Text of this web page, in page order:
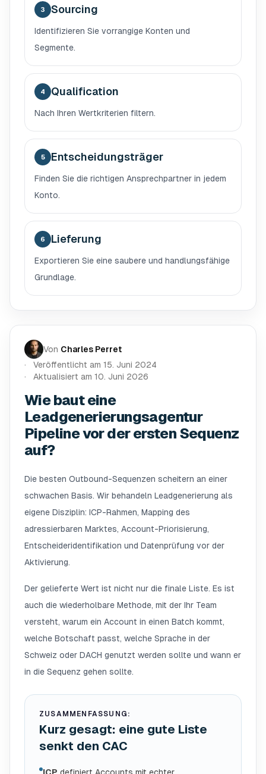
3 Sourcing
Identifizieren Sie vorrangige Konten und
Segmente.
4 Qualification
Nach Ihren Wertkriterien filtern.
5 Entscheidungsträger
Finden Sie die richtigen Ansprechpartner in jedem
Konto.
6 Lieferung
Exportieren Sie eine saubere und handlungsfähige
Grundlage.
Von Charles Perret
Veröffentlicht am 15. Juni 2024
Aktualisiert am 10. Juni 2026
Wie baut eine
Leadgenerierungsagentur
Pipeline vor der ersten Sequenz
auf?
Die besten Outbound-Sequenzen scheitern an einer
schwachen Basis. Wir behandeln Leadgenerierung als
eigene Disziplin: ICP-Rahmen, Mapping des
adressierbaren Marktes, Account-Priorisierung,
Entscheideridentifikation und Datenprüfung vor der
Aktivierung.
Der gelieferte Wert ist nicht nur die finale Liste. Es ist
auch die wiederholbare Methode, mit der Ihr Team
versteht, warum ein Account in einen Batch kommt,
welche Botschaft passt, welche Sprache in der
Schweiz oder DACH genutzt werden sollte und wann er
in die Sequenz gehen sollte.
ZUSAMMENFASSUNG:
Kurz gesagt: eine gute Liste
senkt den CAC